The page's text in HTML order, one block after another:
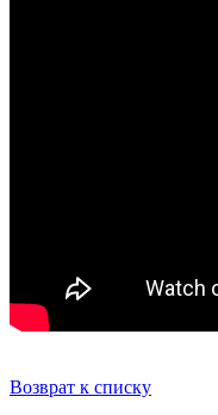
Возврат к списку